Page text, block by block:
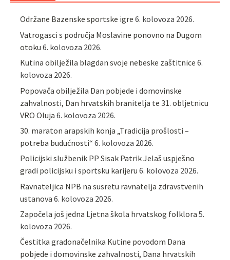
Održane Bazenske sportske igre 6. kolovoza 2026.
Vatrogasci s područja Moslavine ponovno na Dugom
otoku 6. kolovoza 2026.
Kutina obilježila blagdan svoje nebeske zaštitnice 6.
kolovoza 2026.
Popovača obilježila Dan pobjede i domovinske
zahvalnosti, Dan hrvatskih branitelja te 31. obljetnicu
VRO Oluja 6. kolovoza 2026.
30. maraton arapskih konja „Tradicija prošlosti –
potreba budućnosti“ 6. kolovoza 2026.
Policijski službenik PP Sisak Patrik Jelaš uspješno
gradi policijsku i sportsku karijeru 6. kolovoza 2026.
Ravnateljica NPB na susretu ravnatelja zdravstvenih
ustanova 6. kolovoza 2026.
Započela još jedna Ljetna škola hrvatskog folklora 5.
kolovoza 2026.
Čestitka gradonačelnika Kutine povodom Dana
pobjede i domovinske zahvalnosti, Dana hrvatskih